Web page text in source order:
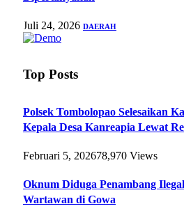
Juli 24, 2026 DAERAH
Top Posts
Polsek Tombolopao Selesaikan
Kepala Desa Kanreapia Lewat
Februari 5, 202678,970 Views
Oknum Diduga Penambang
Wartawan di Gowa